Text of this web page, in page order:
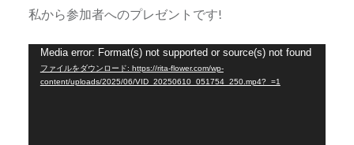
私から参加者へのプレゼントです!
画
Media error: Format(s) not supported or source(s) not found
ファイルをダウンロード: https://rita-flower.com/wp-
content/uploads/2025/06/VID_20250610_051754_250.mp4?_=1